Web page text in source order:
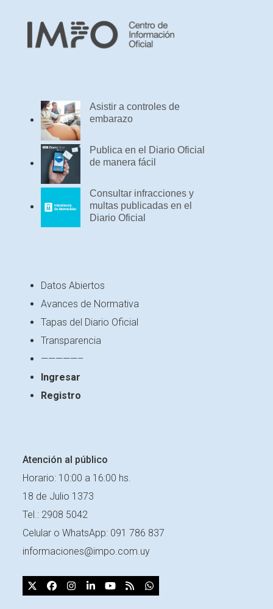
Asistir a controles de
embarazo
Publica en el Diario Oficial
de manera fácil
Consultar infracciones y
multas publicadas en el
Diario Oficial
Datos Abiertos
Avances de Normativa
Tapas del Diario Oficial
Transparencia
—————–
Ingresar
Registro
Atención al público
Horario: 10:00 a 16:00 hs.
18 de Julio 1373
Tel.: 2908 5042
Celular oWhatsApp: 091 786 837
informaciones@impo.com.uy
X Facebook
Instagram
LinkedInYouTube
RSSWhatsapp